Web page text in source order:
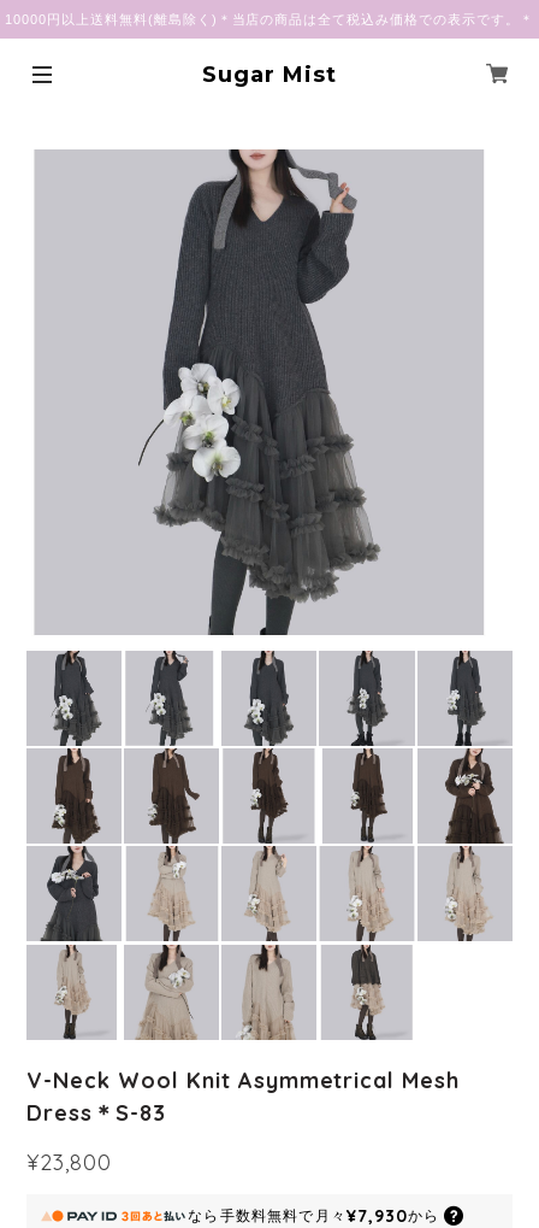
10000円以上送料無料(離島除く)＊当店の商品は全て税込み価格での表示です。＊
Sugar Mist
V-Neck Wool Knit Asymmetrical Mesh
Dress＊S-83
¥23,800
なら 手数料無料で 月々 ¥7,930から